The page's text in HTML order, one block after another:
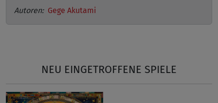
Autoren: Gege Akutami
NEU EINGETROFFENE SPIELE